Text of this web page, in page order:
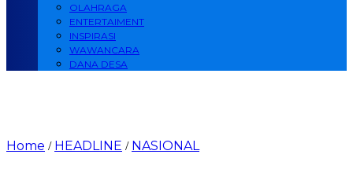
OLAHRAGA
ENTERTAIMENT
INSPIRASI
WAWANCARA
DANA DESA
Home / HEADLINE / NASIONAL